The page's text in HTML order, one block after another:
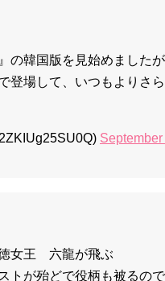
の韓国版を見始めました
登場して、いつもよりさ
女王 六龍が飛ぶ
が殆どで役柄も被るの